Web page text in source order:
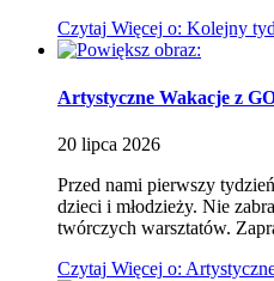
Czytaj Więcej o: Kolejny
Artystyczne Wakacje z
20 lipca 2026
Przed nami pierwszy
dzieci i młodzieży. Nie
twórczych warsztatów.
Czytaj Więcej o: